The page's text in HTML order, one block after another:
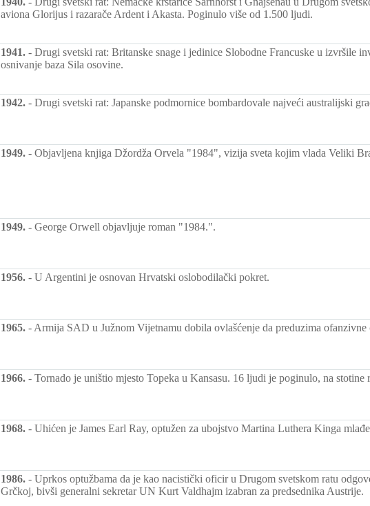
aviona Glorijus i razarače Ardent i Akasta. Poginulo više od 1.500 ljudi.
1941. - Drugi svetski rat: Britanske snage i jedinice Slobodne Francuske u izvršile
osnivanje baza Sila osovine.
1942. - Drugi svetski rat: Japanske podmornice bombardovale najveći australijski
1949. - Objavljena knjiga Džordža Orvela "1984", vizija sveta kojim vlada Veliki
1949. - George Orwell objavljuje roman "1984.".
1956. - U Argentini je osnovan Hrvatski oslobodilački pokret.
1965. - Armija SAD u Južnom Vijetnamu dobila ovlašćenje da preduzima ofanzivne
1966. - Tornado je uništio mjesto Topeka u Kansasu. 16 ljudi je poginulo, na stotine
1968. - Uhićen je James Earl Ray, optužen za ubojstvo Martina Luthera Kinga
1986. - Uprkos optužbama da je kao nacistički oficir u Drugom svetskom ratu
Grčkoj, bivši generalni sekretar UN Kurt Valdhajm izabran za predsednika Austrije.